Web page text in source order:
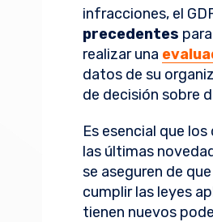
infracciones, el
precedentes
realizar una
datos de su
de decisión sobre
Es esencial que
las últimas
se aseguren de
cumplir las leyes
tienen nuevos